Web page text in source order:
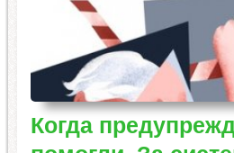
Когда